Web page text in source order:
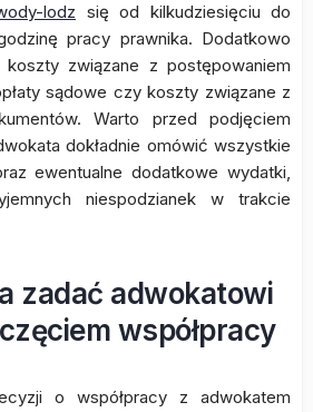
lodz się od kilkudziesięciu do
pracy prawnika. Dodatkowo
związane z postępowaniem
sądowe czy koszty związane z
Warto przed podjęciem
dokładnie omówić wszystkie
ewentualne dodatkowe wydatki,
niespodzianek w trakcie
zadać adwokatowi
współpracy
o współpracy z adwokatem